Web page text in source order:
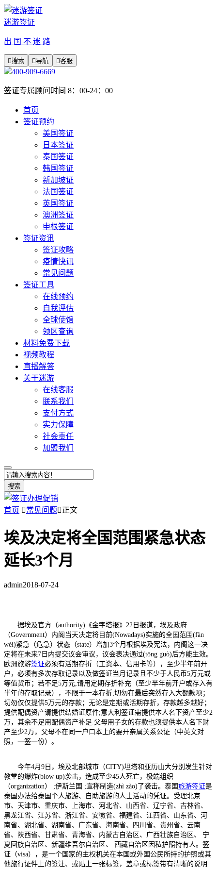
迷游签证
出 国 不 迷 路
搜索 导航 客服
400-909-6669
签证专属顾问时间 8：00-24：00
首页
签证预约
美国签证
日本签证
泰国签证
韩国签证
新加坡证
法国签证
英国签证
澳洲签证
申根签证
签证资讯
签证攻略
疫情快讯
常见问题
签证工具
在线预约
自我评估
全球使馆
领区查询
材料免费下载
视频教程
直播解答
关于迷游
在线客服
联系我们
支付方式
实力保障
社会责任
加盟我们
搜索
首页 常见问题正文
埃及决定将全国范围紧急状态
延长3个月
admin2018-07-24
据埃及官方（authority)《金字塔报》22日报道，埃及政府
（Government）内阁当天决定将目前(Nowadays)实施的全国范围(fàn
wéi)紧急（危急）状态（state）增加3个月根据埃及宪法，内阁这一决
定将在未来7日内提交议会审议，议会表决通过(tōng guò)后方能生效。
欧洲旅游签证必须有活期存折（工资本、信用卡等），至少半年前开
户，必须有多次存取记录以及做签证当月记录且不少于人民币5万元或
等值货币；若不足5万元,请用定期存折补充（至少半年前开户或存入有
半年的存取记录），不限于一本存折;切勿在最后突然存入大额款项；
切勿仅仅提供5万元的存款；无论是定期或活期存折，存款越多越好；
提供配偶资产请提供结婚证原件;意大利签证需提供本人名下资产至少2
万，其余不足用配偶资产补足.父母用子女的存款也须提供本人名下财
产至少2万，父母不在同一户口本上的要开亲属关系公证（中英文对
照，一签一份）。
今年4月9日，埃及北部城市（CITY)坦塔和亚历山大分别发生针对
教堂的爆炸(blow up)袭击，造成至少45人死亡，极端组织
（organization） ;伊斯兰国 ;宣称制造(zhì zào)了袭击。泰国 旅游签证是
泰国办法给泰国个人旅游、自助旅游的人士活动的凭证。受理北京
市、天津市、重庆市、上海市、河北省、山西省、辽宁省、吉林省、
黑龙江省、江苏省、浙江省、安徽省、福建省、江西省、山东省、河
南省、湖北省、湖南省、广东省、海南省、四川省、贵州省、云南
省、陕西省、甘肃省、青海省、内蒙古自治区、广西壮族自治区、 宁
夏回族自治区、新疆维吾尔自治区、 西藏自治区因私护照持有人。签
证（visa），是一个国家的主权机关在本国或外国公民所持的护照或其
他旅行证件上的签注、或贴上一张标签，盖章或标签带有清晰的说明